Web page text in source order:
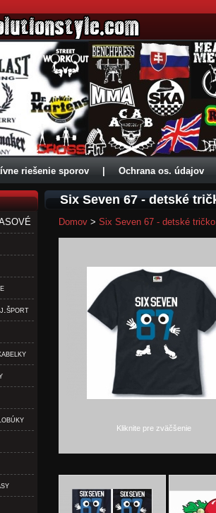
riešenie sporov Ochrana os. údajov
Six Seven 67 - detské
Domov > Six Seven 67 - detské
Kliknite pre zväčšenie